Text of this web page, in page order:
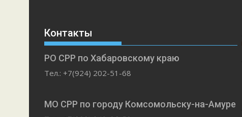
Контакты
РО СРР по Хабаровскому краю
Тел.: +7(924) 202-51-68
МО СРР по городу Комсомольску-на-Амуре